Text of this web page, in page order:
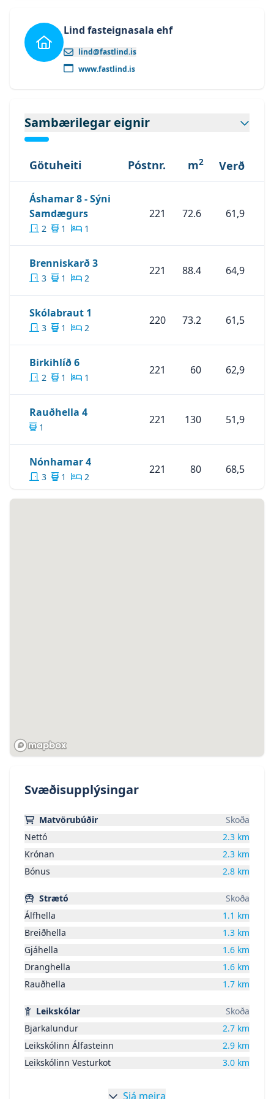
Lind fasteignasala ehf
lind@fastlind.is
www.fastlind.is
Sambærilegar eignir
Götuheiti Póstnr. m2 Verð
Áshamar 8 - Sýni
SamdægursSkoða EigninaÁshamar 8 - Sýni
2 1 1
221 72.6 61,9
Brenniskarð 3Skoða Eignina
3 1 2
221 88.4 64,9
Skólabraut 1
3 1 2
220 73.2 61,5
Birkihlíð 6Skoða Eignina
2 1 1
221 60 62,9
Rauðhella 4Skoða Eignina
1
221 130 51,9
Nónhamar 4Skoða Eignina
3 1 2
221 80 68,5
Svæðisupplýsingar
Matvörubúðir
Skoða
Nettó
2.3 km
Krónan
2.3 km
Bónus
2.8 km
Strætó
Skoða
Álfhella
1.1 km
Breiðhella
1.3 km
Gjáhella
1.6 km
Dranghella
1.6 km
Rauðhella
1.7 km
Leikskólar
Skoða
Bjarkalundur
2.7 km
Leikskólinn Álfasteinn
2.9 km
Leikskólinn Vesturkot
3.0 km
Sjá meira